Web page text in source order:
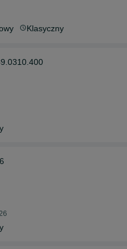
Klasyczny